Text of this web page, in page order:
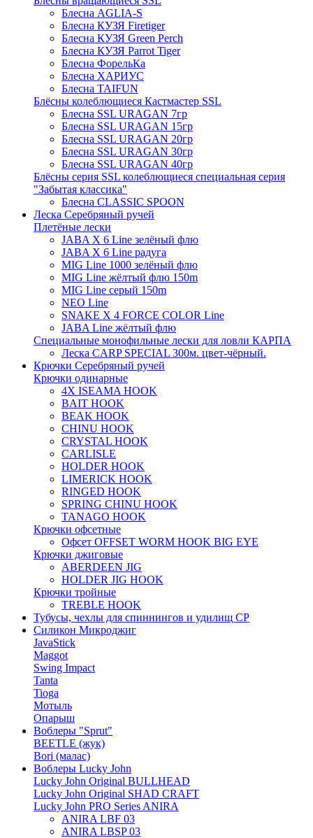
Блесна AGLIA-S
Блесна КУЗЯ Firetiger
Блесна КУЗЯ Green Perch
Блесна КУЗЯ Parrot Tiger
Блесна ФорельКа
Блесна ХАРИУС
Блесна TAIFUN
Блёсны колеблющиеся Кастмастер SSL
Блесна SSL URAGAN 7гр
Блесна SSL URAGAN 15гр
Блесна SSL URAGAN 20гр
Блесна SSL URAGAN 30гр
Блесна SSL URAGAN 40гр
Блёсны серия SSL колеблющиеся специальная серия
"Забытая классика"
Блесна CLASSIC SPOON
Леска Серебряный ручей
Плетёные лески
JABA X 6 Line зелёный флю
JABA X 6 Line радуга
MIG Line 1000 зелёный флю
MIG Line жёлтый флю 150m
MIG Line серый 150m
NEO Line
SNAKE X 4 FORCE COLOR Line
JABA Line жёлтый флю
Специальные монофильные лески для ловли КАРПА
Леска CARP SPECIAL 300м. цвет-чёрный.
Крючки Серебряный ручей
Крючки одинарные
4X ISEAMA HOOK
BAIT HOOK
BEAK HOOK
CHINU HOOK
CRYSTAL HOOK
CARLISLE
HOLDER HOOK
LIMERICK HOOK
RINGED HOOK
SPRING CHINU HOOK
TANAGO HOOK
Крючки офсетные
Офсет OFFSET WORM HOOK BIG EYE
Крючки джиговые
ABERDEEN JIG
HOLDER JIG HOOK
Крючки тройные
TREBLE HOOK
Тубусы, чехлы для спиннингов и удилищ СР
Силикон Микроджиг
JavaStick
Maggot
Swing Impact
Tanta
Tioga
Мотыль
Опарыш
Воблеры "Sprut"
BEETLE (жук)
Bori (малас)
Воблеры Lucky John
Lucky John Original BULLHEAD
Lucky John Original SHAD CRAFT
Lucky John PRO Series ANIRA
ANIRA LBF 03
ANIRA LBSP 03